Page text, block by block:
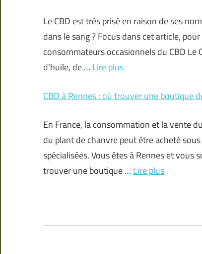
Le CBD est très prisé en raison de ses
dans le sang ? Focus dans cet article,
consommateurs occasionnels du CBD
d’huile, de … Lire plus
CBD à Rennes : où trouver une boutique
En France, la consommation et la vente
du plant de chanvre peut être acheté
spécialisées. Vous êtes à Rennes et
trouver une boutique … Lire plus